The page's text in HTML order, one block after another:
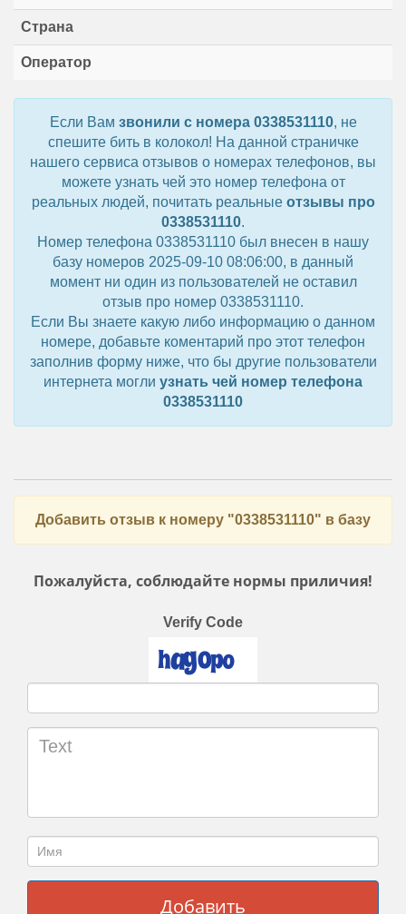
Страна
Оператор
Если Вам звонили с номера 0338531110, не
спешите бить в колокол! На данной страничке
нашего сервиса отзывов о номерах телефонов, вы
можете узнать чей это номер телефона от
реальных людей, почитать реальные отзывы про
0338531110.
Номер телефона 0338531110 был внесен в нашу
базу номеров 2025-09-10 08:06:00, в данный
момент ни один из пользователей не оставил
отзыв про номер 0338531110.
Если Вы знаете какую либо информацию о данном
номере, добавьте коментарий про этот телефон
заполнив форму ниже, что бы другие пользователи
интернета могли узнать чей номер телефона
0338531110
Добавить отзыв к номеру "0338531110" в базу
Пожалуйста, соблюдайте нормы приличия!
Verify Code
Добавить